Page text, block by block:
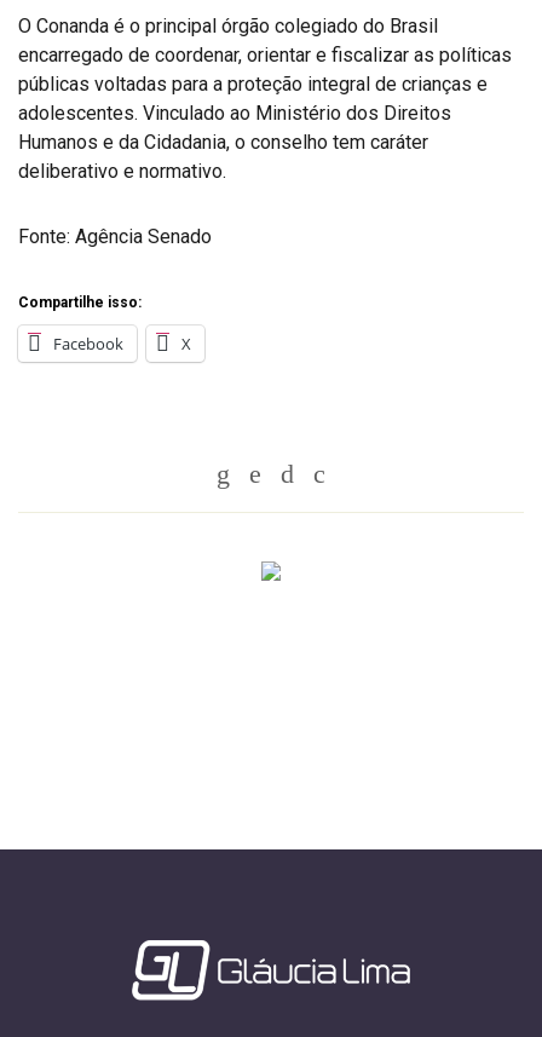
O Conanda é o principal órgão colegiado do Brasil
encarregado de coordenar, orientar e fiscalizar as políticas
públicas voltadas para a proteção integral de crianças e
adolescentes. Vinculado ao Ministério dos Direitos
Humanos e da Cidadania, o conselho tem caráter
deliberativo e normativo.
Fonte: Agência Senado
Compartilhe isso:
Facebook X
Whatsapp
TwitterFacebook